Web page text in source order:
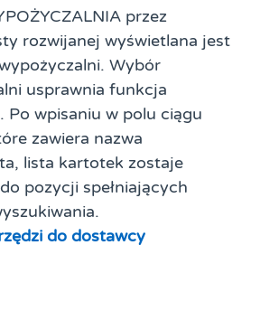
przez
rozwijanej wyświetlana jest
Wybór
usprawnia funkcja
Po wpisaniu w polu ciągu
zawiera nazwa
lista kartotek zostaje
pozycji spełniających
do dostawcy